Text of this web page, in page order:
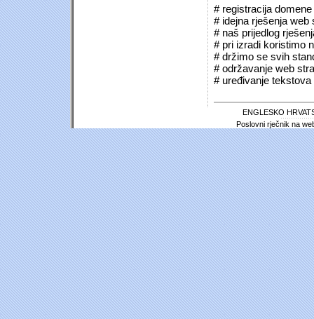
# registracija
# idejna rješenja web
# naš prijedlog
# pri izradi koristimo
# držimo se svih
# održavanje web
# uređivanje
ENGLESKO
Poslovni rječnik na